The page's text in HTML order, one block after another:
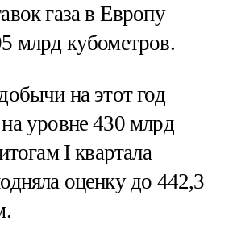
газа в Европу
млрд кубометров.
на этот год
уровне 430 млрд
I квартала
оценку до 442,3